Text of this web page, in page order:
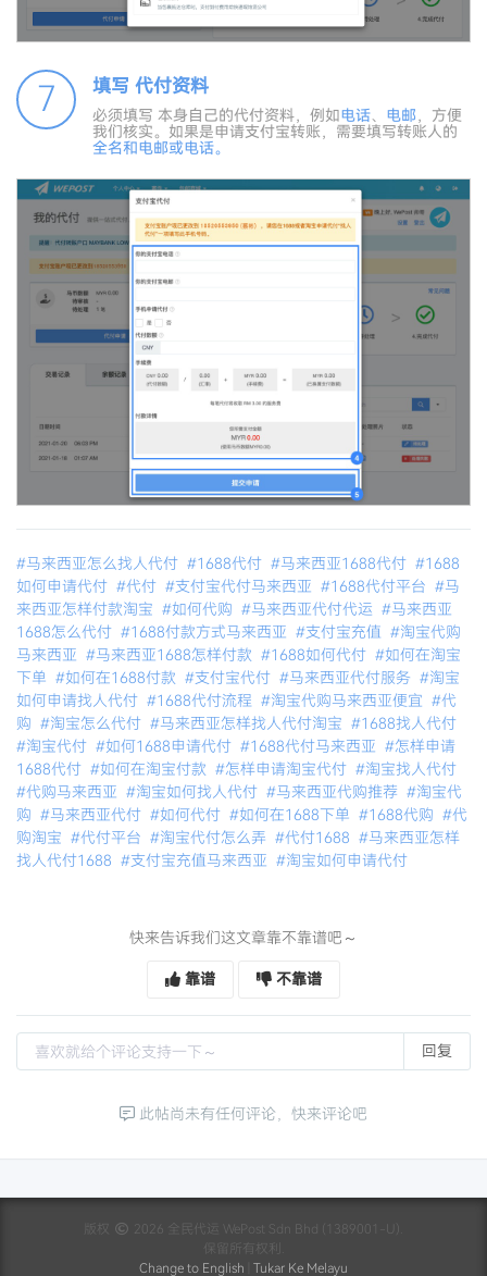
7 填写 代付资料
必须填写 本身自己的代付资料，例如电话、 电邮 ，方便
我们核实。如果是申请支付宝转账，需要填写转账人的
全名和电邮或电话。
#马来西亚怎么找人代付 #1688代付 #马来西亚1688代付 #1688
如何申请代付 #代付 #支付宝代付马来西亚 #1688代付平台 #马
来西亚怎样付款淘宝 #如何代购 #马来西亚代付代运 #马来西亚
1688怎么代付 #1688付款方式马来西亚 #支付宝充值 #淘宝代购
马来西亚 #马来西亚1688怎样付款 #1688如何代付 #如何在淘宝
下单 #如何在1688付款 #支付宝代付 #马来西亚代付服务 #淘宝
如何申请找人代付 #1688代付流程 #淘宝代购马来西亚便宜 #代
购 #淘宝怎么代付 #马来西亚怎样找人代付淘宝 #1688找人代付
#淘宝代付 #如何1688申请代付 #1688代付马来西亚 #怎样申请
1688代付 #如何在淘宝付款 #怎样申请淘宝代付 #淘宝找人代付
#代购马来西亚 #淘宝如何找人代付 #马来西亚代购推荐 #淘宝代
购 #马来西亚代付 #如何代付 #如何在1688下单 #1688代购 #代
购淘宝 #代付平台 #淘宝代付怎么弄 #代付1688 #马来西亚怎样
找人代付1688 #支付宝充值马来西亚 #淘宝如何申请代付
快来告诉我们这文章靠不靠谱吧～
靠谱 不靠谱
回复
此帖尚未有任何评论，快来评论吧
版权
2026 全民代运 WePost Sdn Bhd (1389001-U).
保留所有权利.
Change to English
Tukar Ke Melayu